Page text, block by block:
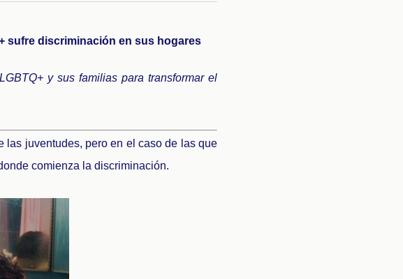
sufre discriminación en sus hogares
y sus familias para transformar el
las juventudes, pero en el caso de las que
comienza la discriminación.